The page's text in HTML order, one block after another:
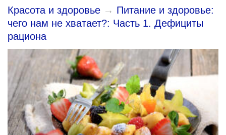
Красота и здоровье → Питание и здоровье:
чего нам не хватает?: Часть 1. Дефициты
рациона